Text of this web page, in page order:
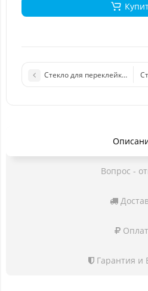
Стекло для переклейки
Вопрос -
Гарантия и